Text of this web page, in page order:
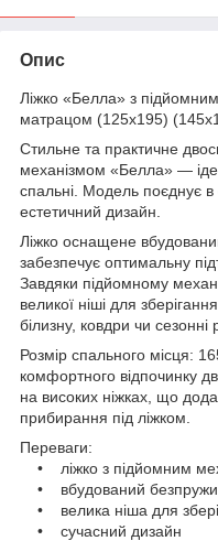
Опис
Ліжко «Белла» з
матрацом (125х195)
Стильне та практичне
механізмом «Белла» —
спальні. Модель поєднує в
естетичний дизайн.
Ліжко оснащене
забезпечує оптимальну
Завдяки підйомному
великої ніші для
білизну, ковдри чи сезонні
Розмір спального місця:
комфортного відпочинку
на високих ніжках, що
прибирання під ліжком.
Переваги:
• ліжко з підйомним
• вбудований
• велика ніша для
• сучасний дизайн